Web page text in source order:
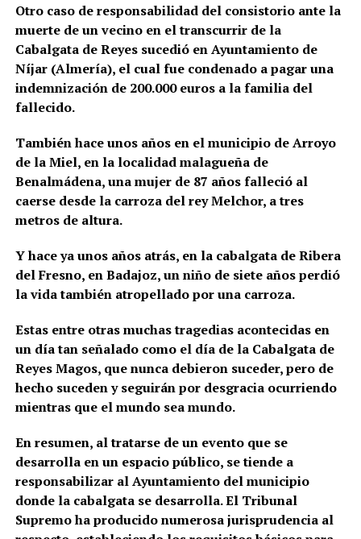
Otro caso de responsabilidad del consistorio ante la
muerte de un vecino en el transcurrir de la
Cabalgata de Reyes sucedió en Ayuntamiento de
Níjar (Almería), el cual fue condenado a pagar una
indemnización de 200.000 euros a la familia del
fallecido.
También hace unos años en el municipio de Arroyo
de la Miel, en la localidad malagueña de
Benalmádena, una mujer de 87 años falleció al
caerse desde la carroza del rey Melchor, a tres
metros de altura.
Y hace ya unos años atrás, en la cabalgata de Ribera
del Fresno, en Badajoz, un niño de siete años perdió
la vida también atropellado por una carroza.
Estas entre otras muchas tragedias acontecidas en
un día tan señalado como el día de la Cabalgata de
Reyes Magos, que nunca debieron suceder, pero de
hecho suceden y seguirán por desgracia ocurriendo
mientras que el mundo sea mundo.
En resumen, al tratarse de un evento que se
desarrolla en un espacio público, se tiende a
responsabilizar al Ayuntamiento del municipio
donde la cabalgata se desarrolla. El Tribunal
Supremo ha producido numerosa jurisprudencia al